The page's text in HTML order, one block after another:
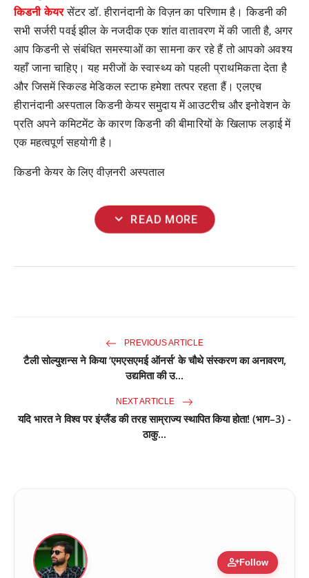
किडनी केयर सेंटर डॉ.हीरानंदानी के विज़न का परिणाम है। किडनी की
सभी सर्जरी पवई झील के नजदीक एक शांत वातावरण में की जाती है, अगर
आप किडनी से संबंधित समस्याओं का सामना कर रहे हैं तो आपको अवश्य
यहाँ जाना चाहिए। यह मरीजों के स्वास्थ्य को पहली प्राथमिकता देता है
और जिसमें स्किल्ड मेडिकल स्टाफ हमेशा तत्पर रहता हैं। एलएच
हीरानंदानी अस्पताल किडनी केयर समुदाय में आउटरीच और इनोवेशन के
प्रति अपने कमिटमेंट के कारण किडनी की बीमारियों के खिलाफ लड़ाई में
एक महत्वपूर्ण सहयोगी है।
किडनी केयर के लिए वीज़नरी अस्पताल
expand_more READ MORE
PREVIOUS ARTICLE
टैली सोल्युशन्स ने किया ‘एमएसएमई ऑनर्स’ के चौथे संस्करण का अनावरण,
उद्यमिता की उ...
NEXT ARTICLE
यदि भारत ने विश्व पर इंग्लैंड की तरह साम्राज्य स्थापित किया होता! (भाग–3) -
ठाकु...
person_addFollow